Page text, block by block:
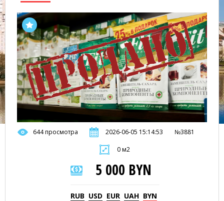
644 просмотра 2026-06-05 15:14:53 №3881
0 м2
5 000 BYN
RUB USD EUR UAH BYN